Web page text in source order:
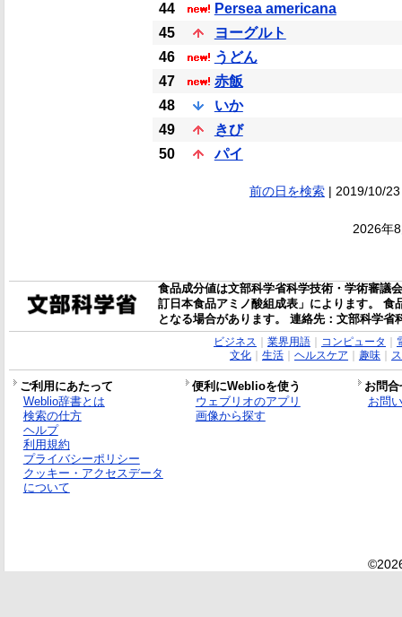
44
Persea americana
45
ヨーグルト
46
うどん
47
赤飯
48
いか
49
きび
50
パイ
前の日を検索| 2019/10/
2026年
食品成分値は文部科学省科学技術・学術審議
訂日本食品アミノ酸組成表」によります。
となる場合があります。 連絡先：文部科学
ビジネス 業界用語｜ コンピュータ
文化｜ 生活｜ ヘルスケア 趣味｜
ご利用にあたって 便利にWeblioを使う
お問
Weblio辞書とは
検索の仕方
ヘルプ
利用規約
プライバシーポリシー
クッキー・アクセスデータ
について
ウェブリオのアプリ
画像から探す
お問